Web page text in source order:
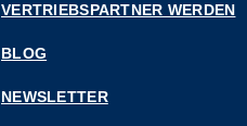
VERTRIEBSPARTNER WERDEN
BLOG
NEWSLETTER